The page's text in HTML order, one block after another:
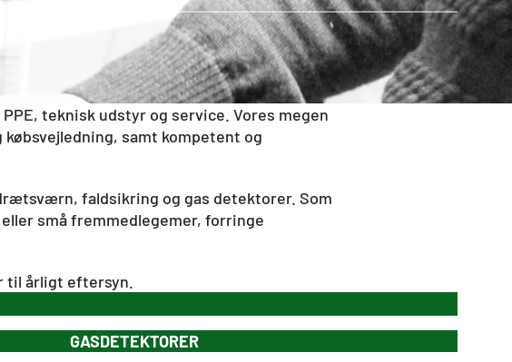
teknisk udstyr og service. Vores megen
samt kompetent og
faldsikring og gas detektorer. Som
små fremmedlegemer, forringe
til årligt eftersyn.
GASDETEKTORER